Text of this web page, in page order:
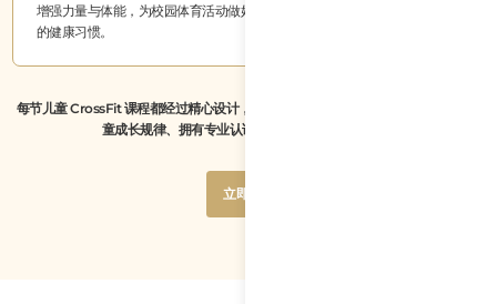
增强力量与体能，为校园体育活动做好准备，同时培养自律意识和受益终身
的健康习惯。
每节儿童 CrossFit 课程都经过精心设计，时间适中、内容有趣且安全，并由了解儿
童成长规律、拥有专业认证和丰富经验的教练指导。
立即预约
立即预约